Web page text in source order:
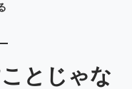
とじゃな